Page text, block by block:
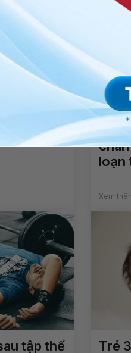
và điện
loạn
Xem
tập thể
Trẻ